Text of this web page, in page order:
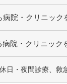
病院・クリニック
病院・クリニック
日・夜間診療、救